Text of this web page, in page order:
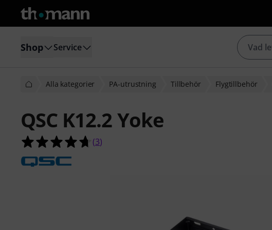
Shop Service
Alla kategorier PA-utrustning Tillbehör Flygtillbehör
QSC K12.2 Yoke
4.7 av 5 stjärnor från 3 kundbetyg
(3)